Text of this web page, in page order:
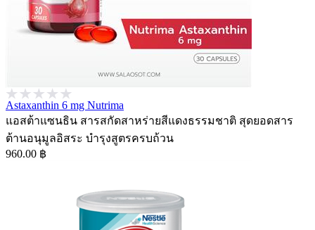
Astaxanthin 6 mg Nutrima
แอสต้าแซนธิน สารสกัดสาหร่ายสีแดงธรรมชาติ สุดยอดสาร
ต้านอนุมูลอิสระ บำรุงสูตรครบถ้วน
960.00 ฿